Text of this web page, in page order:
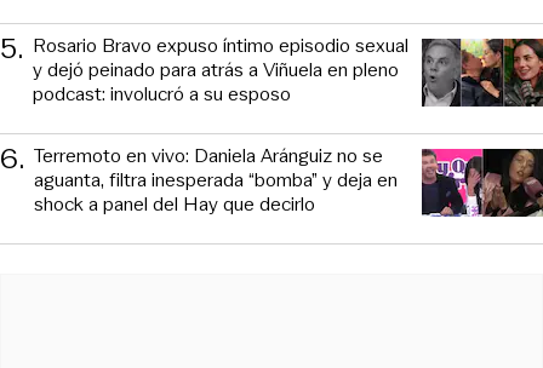
5. Rosario Bravo expuso íntimo episodio sexual
y dejó peinado para atrás a Viñuela en pleno
podcast: involucró a su esposo
6. Terremoto en vivo: Daniela Aránguiz no se
aguanta, filtra inesperada “bomba” y deja en
shock a panel del Hay que decirlo